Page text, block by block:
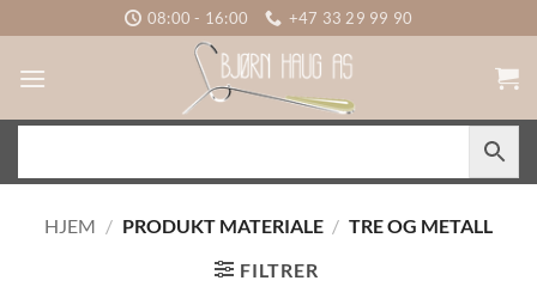
to
content
08:00 - 16:00 +47 33 29 99 90
HJEM / PRODUKT MATERIALE / TRE OG METALL
FILTRER